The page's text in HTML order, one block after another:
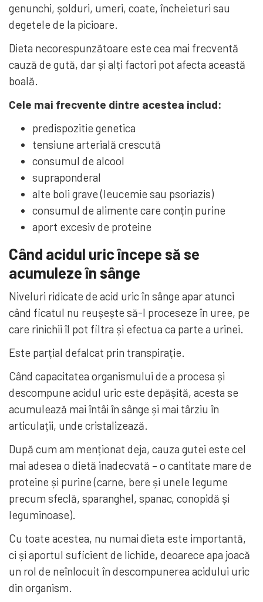
genunchi, șolduri, umeri, coate, încheieturi sau
degetele de la picioare.
Dieta necorespunzătoare este cea mai frecventă
cauză de gută, dar și alți factori pot afecta această
boală.
Cele mai frecvente dintre acestea includ:
predispozitie genetica
tensiune arterială crescută
consumul de alcool
supraponderal
alte boli grave (leucemie sau psoriazis)
consumul de alimente care conțin purine
aport excesiv de proteine
Când acidul uric începe să se
acumuleze în sânge
Niveluri ridicate de acid uric în sânge apar atunci
când ficatul nu reușește să-l proceseze în uree, pe
care rinichii îl pot filtra și efectua ca parte a urinei.
Este parțial defalcat prin transpirație.
Când capacitatea organismului de a procesa și
descompune acidul uric este depășită, acesta se
acumulează mai întâi în sânge și mai târziu în
articulații, unde cristalizează.
După cum am menționat deja, cauza gutei este cel
mai adesea o dietă inadecvată – o cantitate mare de
proteine ​​și purine (carne, bere și unele legume
precum sfeclă, sparanghel, spanac, conopidă și
leguminoase).
Cu toate acestea, nu numai dieta este importantă,
ci și aportul suficient de lichide, deoarece apa joacă
un rol de neînlocuit în descompunerea acidului uric
din organism.